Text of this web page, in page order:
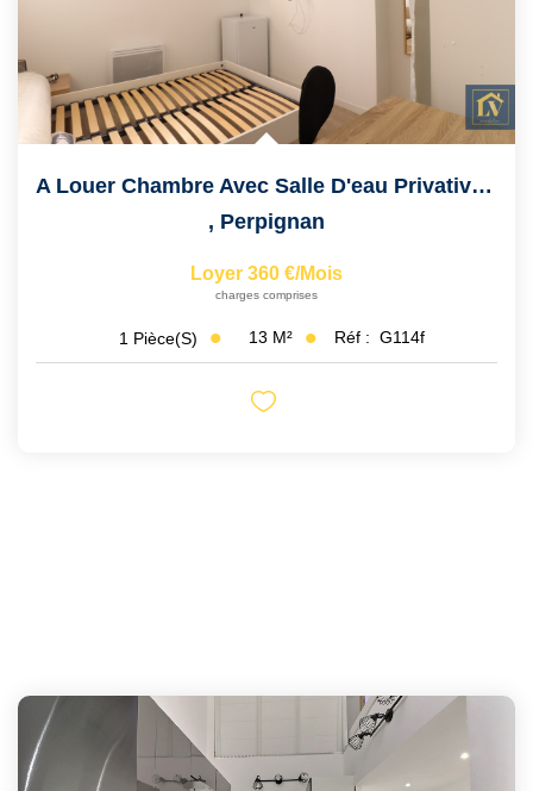
A Louer Chambre Avec Salle D'eau Privative De 13m² Dans...
, Perpignan
Loyer 360 €/mois
charges comprises
1 Pièce(s) 13 M² Réf : G114f